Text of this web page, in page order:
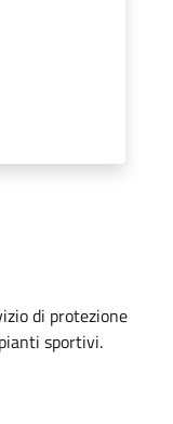
di protezione
sportivi.